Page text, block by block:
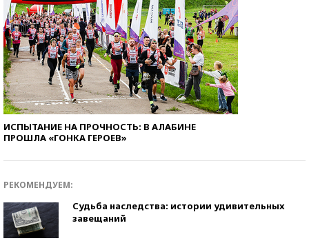
ИСПЫТАНИЕ НА ПРОЧНОСТЬ: В АЛАБИНЕ
ПРОШЛА «ГОНКА ГЕРОЕВ»
РЕКОМЕНДУЕМ:
Судьба наследства: истории удивительных
завещаний